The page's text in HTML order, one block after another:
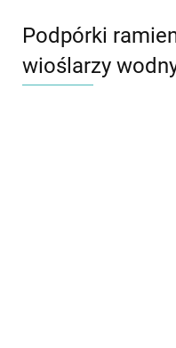
Podpórki
wioślarzy